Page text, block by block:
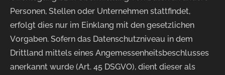
Personen, Stellen oder Unternehmen stattfindet,
erfolgt dies nur im Einklang mit den gesetzlichen
Vorgaben. Sofern das Datenschutzniveau in dem
Drittland mittels eines Angemessenheitsbeschlusses
anerkannt wurde (Art. 45 DSGVO), dient dieser als